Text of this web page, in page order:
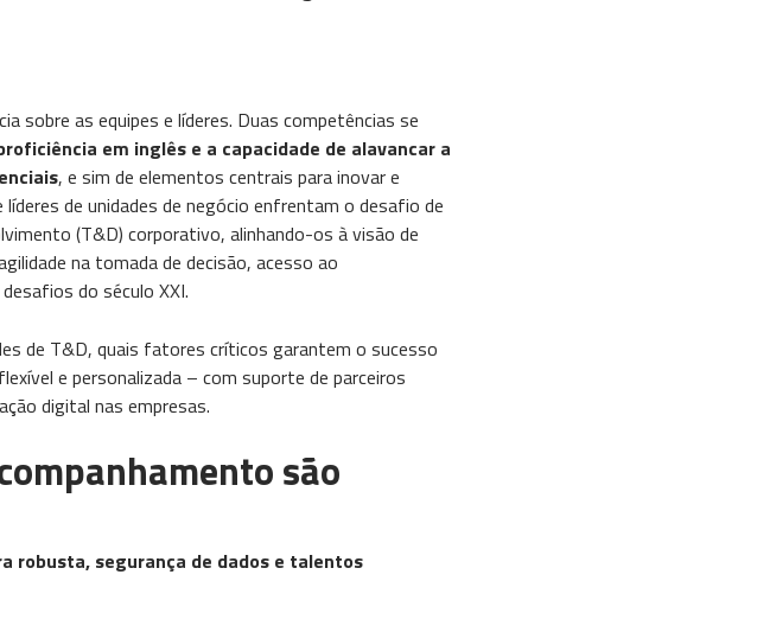
sobre as equipes e líderes. Duas competências se
em inglês e a capacidade de alavancar a
, e sim de elementos centrais para inovar e
de unidades de negócio enfrentam o desafio de
(T&D) corporativo, alinhando-os à visão de
na tomada de decisão, acesso ao
do século XXI.
de T&D, quais fatores críticos garantem o sucesso
e personalizada – com suporte de parceiros
digital nas empresas.
são
robusta, segurança de dados e talentos